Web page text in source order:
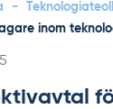
-
inom